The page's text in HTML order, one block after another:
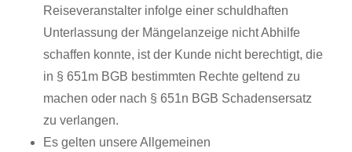
Reiseveranstalter infolge einer schuldhaften
Unterlassung der Mängelanzeige nicht Abhilfe
schaffen konnte, ist der Kunde nicht berechtigt, die
in § 651m BGB bestimmten Rechte geltend zu
machen oder nach § 651n BGB Schadensersatz
zu verlangen.
Es gelten unsere Allgemeinen